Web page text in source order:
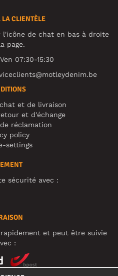
LA CLIENTÈLE
de chat en bas à droite
page.
07:30-15:30
et de livraison
et d'échange
réclamation
policy
settings
sécurité avec :
et peut être suivie
: